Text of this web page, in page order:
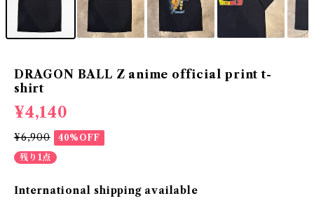
DRAGON BALL Z anime official print t-
shirt
¥4,140
¥6,900
40%OFF
残り1点
International shipping available